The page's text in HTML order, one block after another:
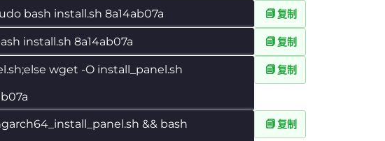
bash install.sh 8a14ab07a 复制
install.sh 8a14ab07a 复制
wget -O install_panel.sh 复制
&& bash 复制